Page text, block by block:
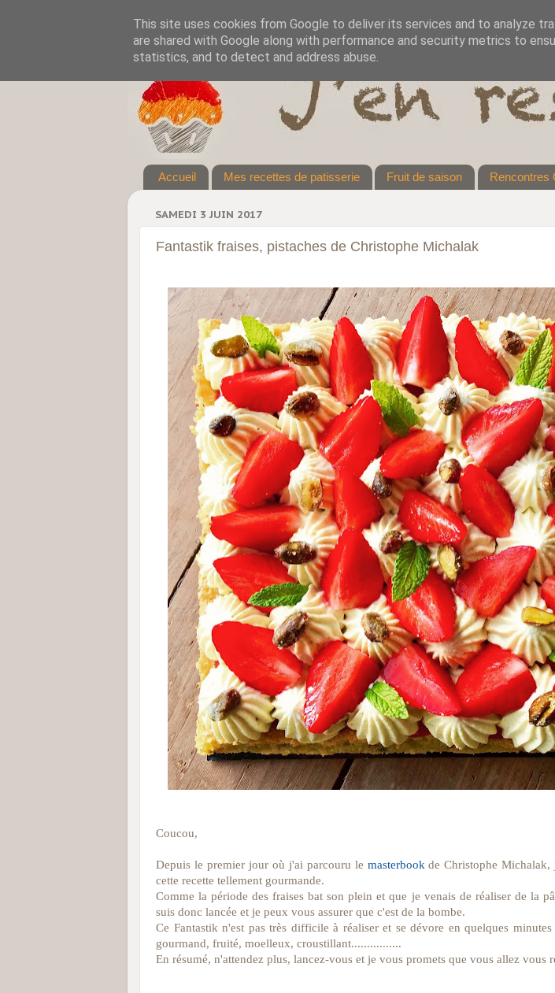
Accueil Mes recettes de patisserie Fruit de saison Rencontres
SAMEDI 3 JUIN 2017
Fantastik fraises, pistaches de Christophe Michalak
Coucou,
Depuis le premier jour où j'ai parcouru le masterbook de Christophe
cette recette tellement gourmande.
Comme la période des fraises bat son plein et que je venais de réaliser de la
suis donc lancée et je peux vous assurer que c'est de la bombe.
Ce Fantastik n'est pas très difficile à réaliser et se dévore en quelques
gourmand, fruité, moelleux, croustillant................
En résumé, n'attendez plus, lancez-vous et je vous promets que vous allez vous
This site uses cookies from Google to deliver its services and to analyze
are shared with Google along with performance and security metrics to
statistics, and to detect and address abuse.